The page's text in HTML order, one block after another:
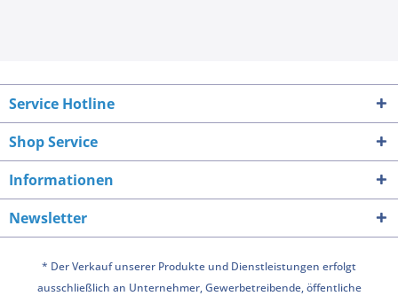
Service Hotline
Shop Service
Informationen
Newsletter
* Der Verkauf unserer Produkte und Dienstleistungen erfolgt
ausschließlich an Unternehmer, Gewerbetreibende, öffentliche